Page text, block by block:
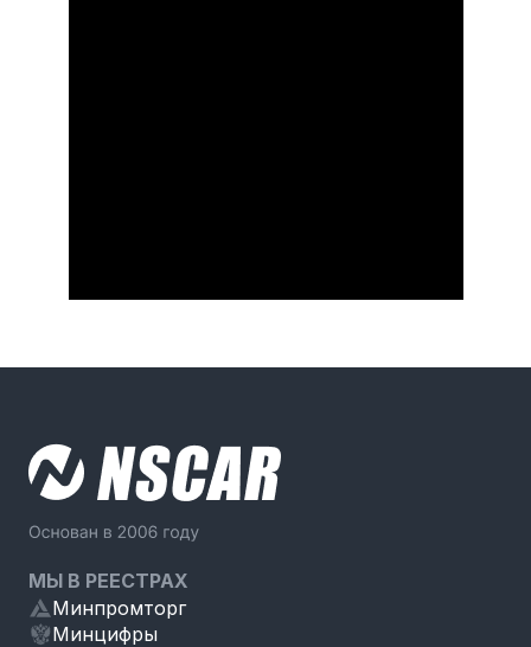
МЫ В РЕЕСТРАХ
Минпромторг
Минцифры